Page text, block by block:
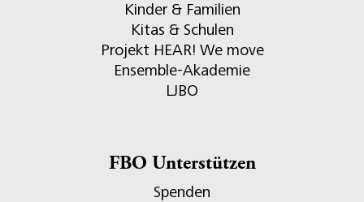
Kinder & Familien
Kitas & Schulen
Projekt HEAR! We move
Ensemble-Akademie
LJBO
FBO Unterstützen
Spenden